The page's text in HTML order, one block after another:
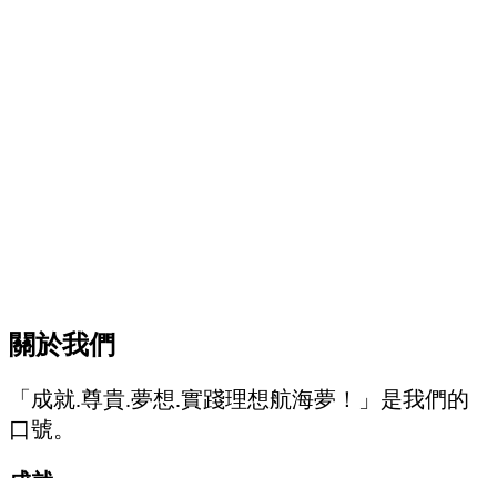
關於我們
「成就.尊貴.夢想.實踐理想航海夢！」是我們的
口號。